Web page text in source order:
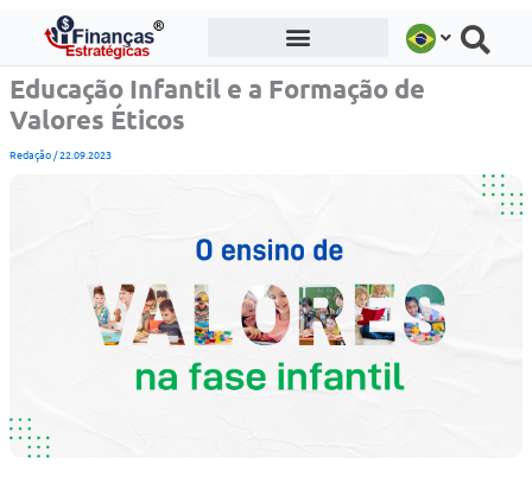
conteúdo
Educação Infantil e a Formação de
Valores Éticos
Redação/22.09.2023